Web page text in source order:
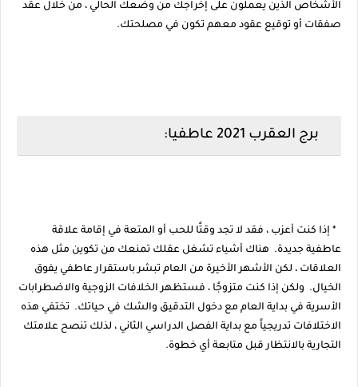
الأشخاص الذين يعملون على إخراجك من وضعك الحالي ، من خلال عقد
صفقات أو توقيع عقود معهم تكون في مصلحتك.
برج العقرب 2021 عاطفيا:
* إذا كنت أعزب ، فقد لا تجد وقتًا للحب أو المتعة في إقامة علاقة
عاطفية جديدة. هناك أشياء تشغل عقلك تمنعك من تكوين مثل هذه
العلاقات ، لكن الأشهر الأخيرة من العام تبشر باستقرار عاطفي يفوق
الخيال. ولكن إذا كنت متزوجًا ، فستظهر الخلافات الزوجية والاضطرابات
الأسرية في بداية العام مع دخول التدقيق والشك في حياتك. تختفي هذه
الاختلافات تدريجياً مع بداية الفصل الدراسي الثاني ، لذلك تنصح علامتك
التجارية بالانتظار قبل متابعة أي خطوة.